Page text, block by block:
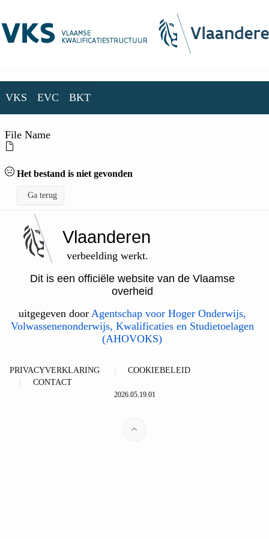
VKS EVC BKT
File Name
Het bestand is niet gevonden
Ga terug
Vlaanderen
verbeelding werkt.
Dit is een officiële website van de Vlaamse
overheid
uitgegeven door Agentschap voor Hoger Onderwijs,
Volwassenenonderwijs, Kwalificaties en Studietoelagen
(AHOVOKS)
PRIVACYVERKLARING
COOKIEBELEID
CONTACT
2026.05.19.01